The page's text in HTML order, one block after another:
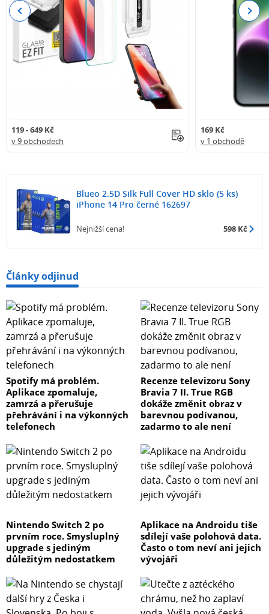
119 - 649 Kč
v 9 obchodech
169 Kč
v 1 obchodě
Previous Next
Blueo 2.5D Silk Full Cover HD sklo (5 ks)
iPhone 14 Pro černé 162697
Nejnižší cena! 598 Kč
Články odjinud
Spotify má problém.
Aplikace zpomaluje,
zamrzá a přerušuje
přehrávání i na výkonných
telefonech
Recenze televizoru Sony
Bravia 7 II. True RGB
dokáže změnit obraz v
barevnou podívanou,
zadarmo to ale není
Nintendo Switch 2 po
prvním roce. Smysluplný
upgrade s jediným
důležitým nedostatkem
Aplikace na Androidu tiše
sdílejí vaše polohová data.
Často o tom neví ani jejich
vývojáři